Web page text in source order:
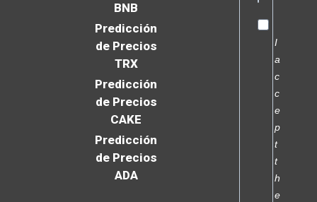
BNB
Predicción
de Precios
TRX
Predicción
de Precios
CAKE
Predicción
de Precios
ADA
I
a
c
c
e
p
t
t
h
e